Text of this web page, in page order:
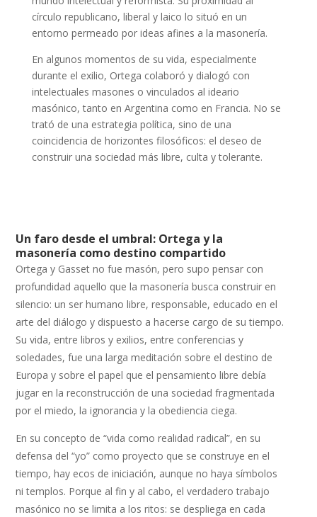
círculo republicano, liberal y laico lo situó en un
entorno permeado por ideas afines a la masonería.
En algunos momentos de su vida, especialmente
durante el exilio, Ortega colaboró y dialogó con
intelectuales masones o vinculados al ideario
masónico, tanto en Argentina como en Francia. No se
trató de una estrategia política, sino de una
coincidencia de horizontes filosóficos: el deseo de
construir una sociedad más libre, culta y tolerante.
Un faro desde el umbral: Ortega y la
masonería como destino compartido
Ortega y Gasset no fue masón, pero supo pensar con
profundidad aquello que la masonería busca construir en
silencio: un ser humano libre, responsable, educado en el
arte del diálogo y dispuesto a hacerse cargo de su tiempo.
Su vida, entre libros y exilios, entre conferencias y
soledades, fue una larga meditación sobre el destino de
Europa y sobre el papel que el pensamiento libre debía
jugar en la reconstrucción de una sociedad fragmentada
por el miedo, la ignorancia y la obediencia ciega.
En su concepto de “vida como realidad radical”, en su
defensa del “yo” como proyecto que se construye en el
tiempo, hay ecos de iniciación, aunque no haya símbolos
ni templos. Porque al fin y al cabo, el verdadero trabajo
masónico no se limita a los ritos: se despliega en cada